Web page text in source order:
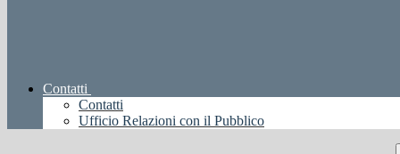
Contatti
Contatti
Ufficio Relazioni con il Pubblico